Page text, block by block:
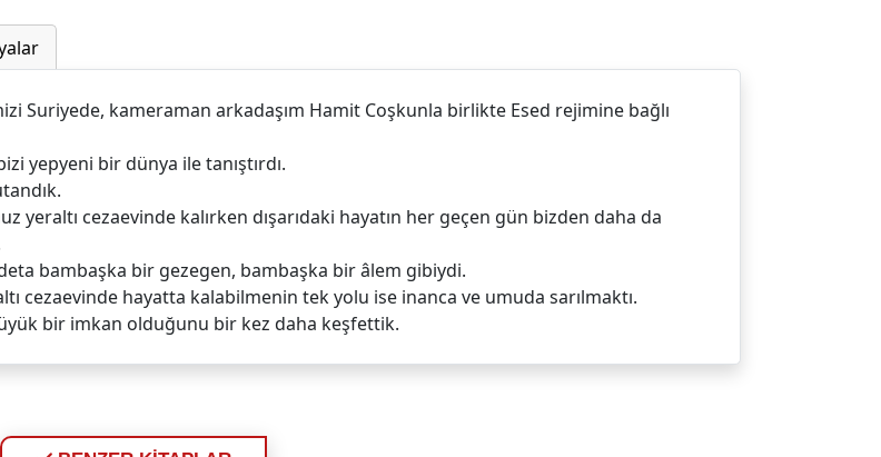
Suriyede, kameraman arkadaşım Hamit Coşkunla birlikte Esed rejimine bağlı
yepyeni bir dünya ile tanıştırdı.
cezaevinde kalırken dışarıdaki hayatın her geçen gün bizden daha da
bambaşka bir gezegen, bambaşka bir âlem gibiydi.
cezaevinde hayatta kalabilmenin tek yolu ise inanca ve umuda sarılmaktı.
bir imkan olduğunu bir kez daha keşfettik.